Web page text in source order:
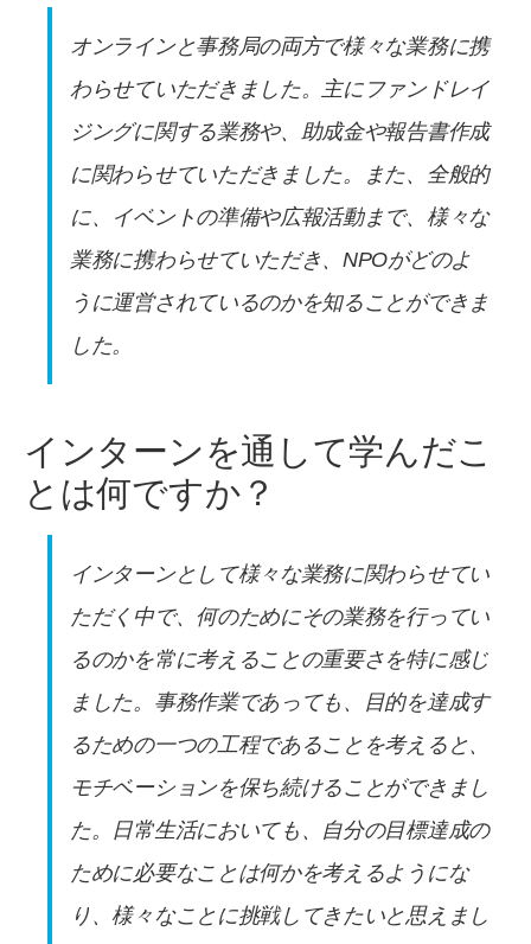
オンラインと事務局の両方で様々な業務に携
わらせていただきました。主にファンドレイ
ジングに関する業務や、助成金や報告書作成
に関わらせていただきました。また、全般的
に、イベントの準備や広報活動まで、様々な
業務に携わらせていただき、NPOがどのよ
うに運営されているのかを知ることができま
した。
インターンを通して学んだこ
とは何ですか？
インターンとして様々な業務に関わらせてい
ただく中で、何のためにその業務を行ってい
るのかを常に考えることの重要さを特に感じ
ました。事務作業であっても、目的を達成す
るための一つの工程であることを考えると、
モチベーションを保ち続けることができまし
た。日常生活においても、自分の目標達成の
ために必要なことは何かを考えるようにな
り、様々なことに挑戦してきたいと思えまし